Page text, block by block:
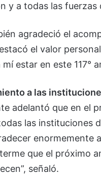
y a todas las fuerzas
agradeció el
el valor
estar en este 117°
a las
adelantó que en el
las instituciones
enormemente
que el próximo
señaló.